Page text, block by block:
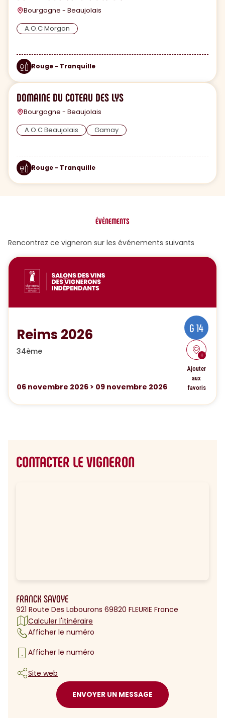
Bourgogne - Beaujolais
A.O.C Morgon
Rouge - Tranquille
DOMAINE DU COTEAU DES LYS
Bourgogne - Beaujolais
A.O.C Beaujolais
Gamay
Rouge - Tranquille
ÉVÉNEMENTS
Rencontrez ce vigneron sur les événements suivants
Reims 2026
34ème
06 novembre 2026 > 09 novembre 2026
G 14
Ajouter
aux
favoris
CONTACTER LE VIGNERON
FRANCK SAVOYE
921 Route Des Labourons 69820 FLEURIE France
Calculer l'itinéraire
Afficher le numéro
Afficher le numéro
Site web
ENVOYER UN MESSAGE